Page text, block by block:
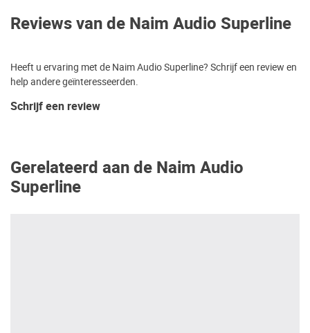
Reviews van de Naim Audio Superline
Heeft u ervaring met de Naim Audio Superline? Schrijf een review en
help andere geïnteresseerden.
Schrijf een review
Gerelateerd aan de Naim Audio
Superline